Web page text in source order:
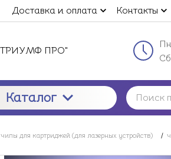
Доставка и оплата Контакты
Каталог
чипы для картриджей (для лазерных устройств) /